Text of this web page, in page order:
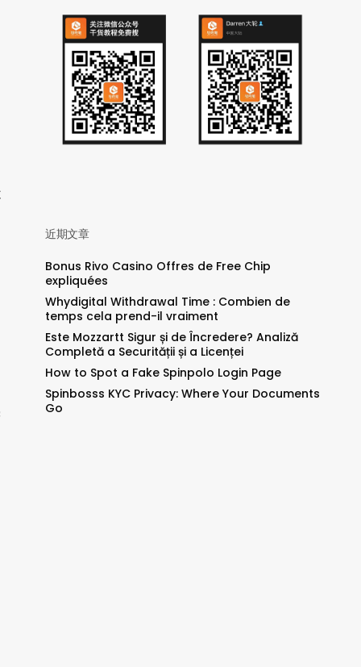
近期文章
Bonus Rivo Casino Offres de Free Chip
expliquées
Whydigital Withdrawal Time : Combien de
temps cela prend-il vraiment
Este Mozzartt Sigur și de Încredere? Analiză
Completă a Securității și a Licenței
How to Spot a Fake Spinpolo Login Page
Spinbosss KYC Privacy: Where Your Documents
Go